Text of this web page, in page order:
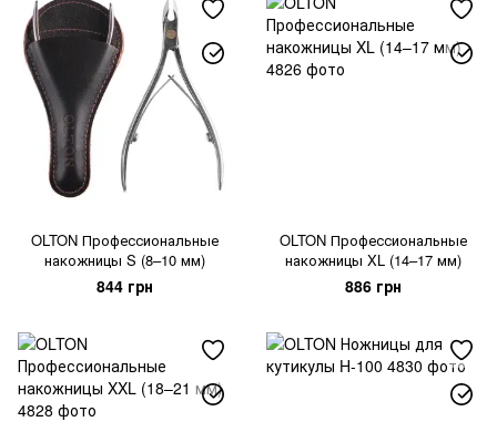
OLTON Профессиональные
накожницы S (8–10 мм)
844 грн
OLTON Профессиональные
накожницы XL (14–17 мм)
886 грн